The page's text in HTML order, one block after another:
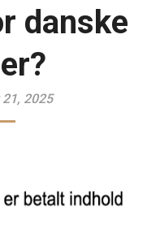
danske
2025